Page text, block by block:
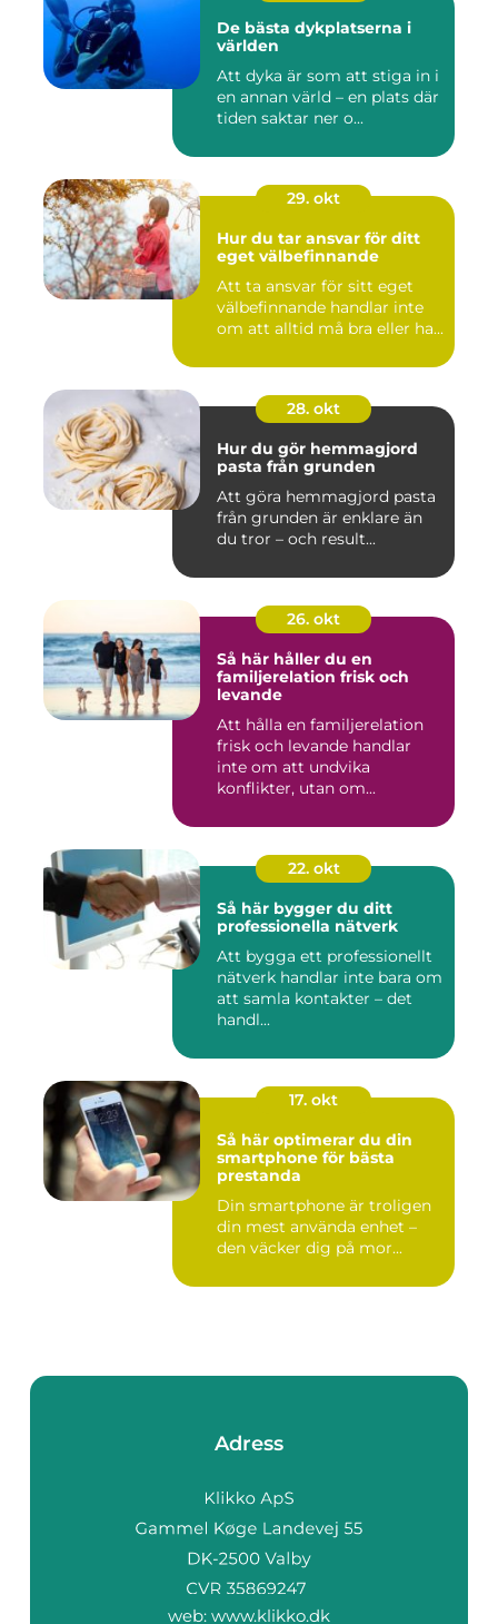
De bästa dykplatserna i
världen
Att dyka är som att stiga in i
en annan värld – en plats där
tiden saktar ner o...
29. okt
Hur du tar ansvar för ditt
eget välbefinnande
Att ta ansvar för sitt eget
välbefinnande handlar inte
om att alltid må bra eller ha...
28. okt
Hur du gör hemmagjord
pasta från grunden
Att göra hemmagjord pasta
från grunden är enklare än
du tror – och result...
26. okt
Så här håller du en
familjerelation frisk och
levande
Att hålla en familjerelation
frisk och levande handlar
inte om att undvika
konflikter, utan om...
22. okt
Så här bygger du ditt
professionella nätverk
Att bygga ett professionellt
nätverk handlar inte bara om
att samla kontakter – det
handl...
17. okt
Så här optimerar du din
smartphone för bästa
prestanda
Din smartphone är troligen
din mest använda enhet –
den väcker dig på mor...
Adress
web: www.klikko.dk